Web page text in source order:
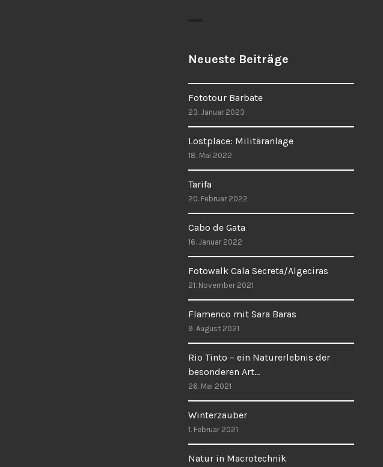
Neueste Beiträge
Fototour Barbate
23. Januar 2023
Lostplace: Militäranlage
18. Mai 2022
Tarifa
20. Februar 2022
Cabo de Gata
16. Januar 2022
Fotowalk Cala Secreta/Algeciras
21. November 2021
Flamenco mit Sara Baras
9. August 2021
Rio Tinto – ein Naturerlebnis der
besonderen Art…
26. Mai 2021
Winterzauber
1. Februar 2021
Natur in Macrotechnik